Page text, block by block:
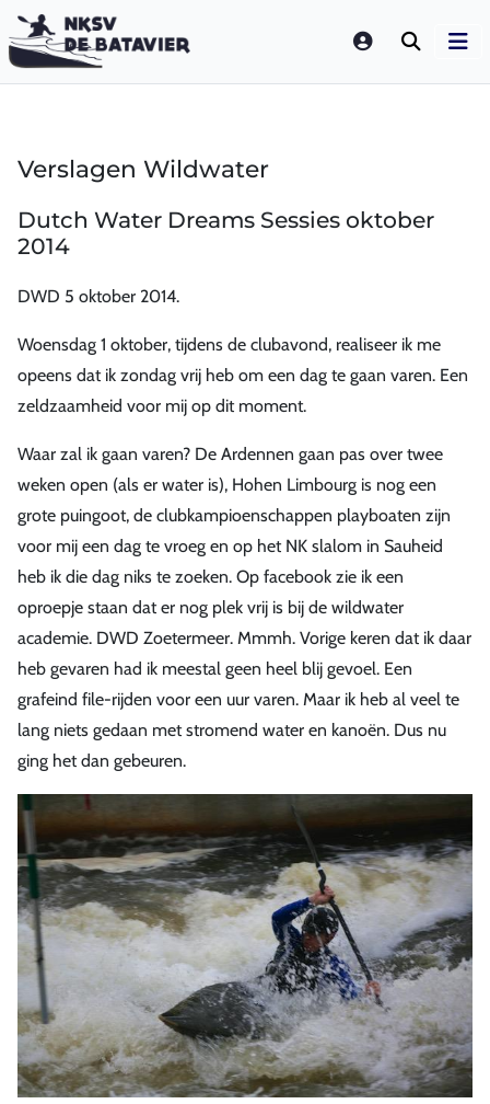
LOGIN
Verslagen Wildwater
Dutch Water Dreams Sessies oktober
2014
DWD 5 oktober 2014.
Woensdag 1 oktober, tijdens de clubavond, realiseer ik me
opeens dat ik zondag vrij heb om een dag te gaan varen. Een
zeldzaamheid voor mij op dit moment.
Waar zal ik gaan varen? De Ardennen gaan pas over twee
weken open (als er water is), Hohen Limbourg is nog een
grote puingoot, de clubkampioenschappen playboaten zijn
voor mij een dag te vroeg en op het NK slalom in Sauheid
heb ik die dag niks te zoeken. Op facebook zie ik een
oproepje staan dat er nog plek vrij is bij de wildwater
academie. DWD Zoetermeer. Mmmh. Vorige keren dat ik daar
heb gevaren had ik meestal geen heel blij gevoel. Een
grafeind file-rijden voor een uur varen. Maar ik heb al veel te
lang niets gedaan met stromend water en kanoën. Dus nu
ging het dan gebeuren.